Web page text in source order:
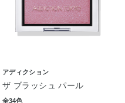
アディクション
ザ ブラッシュ パール
全34色